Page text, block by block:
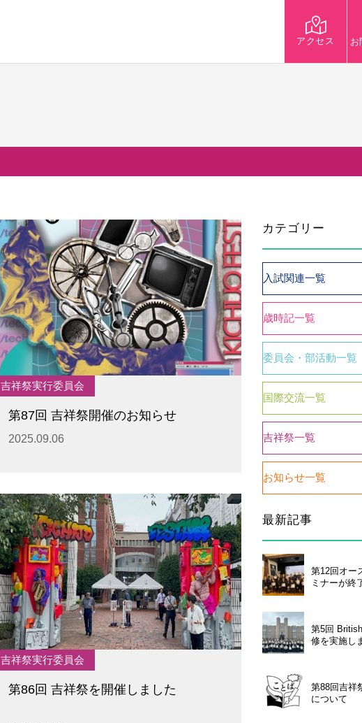
アクセス お
路プログラム
業生の活躍
1年留学の制度
本校の姉妹校・友好校
入試結果
入試問題
入試Q&A
護者の方へ KICHIJO NEWS アクセス お問い合わせ 個人情報保護につい
吉祥祭実行委員会
第87回 吉祥祭開催のお知らせ
2025.09.06
吉祥祭実行委員会
第86回 吉祥祭を開催しました
カテゴリー
入試関連一覧
歳時記一覧
委員会・部活動一覧
国際交流一覧
吉祥祭一覧
お知らせ一覧
最新記事
第12回オー
ミナーが終
第5回
修を実施し
第88回吉祥
について